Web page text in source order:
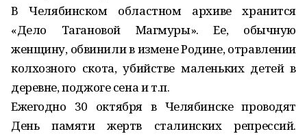
В Челябинском областном архиве хранится
«Дело Тагановой Магмуры». Ее, обычную
женщину, обвинили в измене Родине, отравлении
колхозного скота, убийстве маленьких детей в
деревне, поджоге сена и т.п.
Ежегодно 30 октября в Челябинске проводят
День памяти жертв сталинских репрессий.